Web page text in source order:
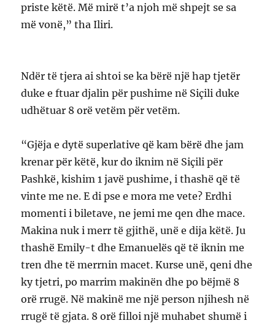
priste këtë. Më mirë t’a njoh më shpejt se sa
më vonë,” tha Iliri.
Ndër të tjera ai shtoi se ka bërë një hap tjetër
duke e ftuar djalin për pushime në Siçili duke
udhëtuar 8 orë vetëm për vetëm.
“Gjëja e dytë superlative që kam bërë dhe jam
krenar për këtë, kur do iknim në Siçili për
Pashkë, kishim 1 javë pushime, i thashë që të
vinte me ne. E di pse e mora me vete? Erdhi
momenti i biletave, ne jemi me qen dhe mace.
Makina nuk i merr të gjithë, unë e dija këtë. Ju
thashë Emily-t dhe Emanuelës që të iknin me
tren dhe të merrnin macet. Kurse unë, qeni dhe
ky tjetri, po marrim makinën dhe po bëjmë 8
orë rrugë. Në makinë me një person njihesh në
rrugë të gjata. 8 orë filloi një muhabet shumë i